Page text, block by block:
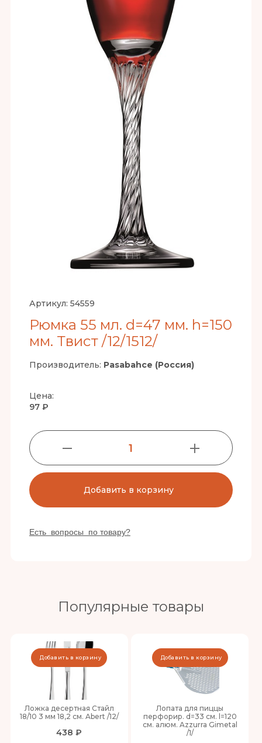
Артикул: 54559
Рюмка 55 мл. d=47 мм. h=150
мм. Твист /12/1512/
Производитель: Pasabahce (Россия)
Цена:
97 ₽
1
Добавить в корзину
Есть вопросы по товару?
Популярные товары
Ложка десертная Стайл
18/10 3 мм 18,2 см. Abert /12/
438 ₽
Добавить в корзину
Лопата для пиццы
перфорир. d=33 см. l=120
см. алюм. Azzurra Gimetal
/1/
Добавить в корзину